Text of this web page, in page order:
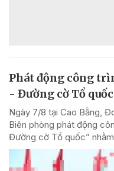
Phát động công
- Đường cờ Tổ
Ngày 7/8 tại Cao Bằng,
Biên phòng phát động
Đường cờ Tổ quốc”